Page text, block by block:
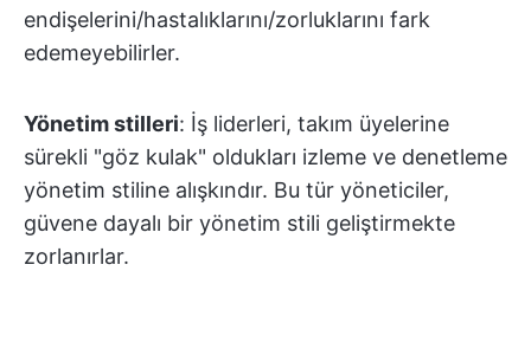
endişelerini/hastalıklarını/zorluklarını fark
edemeyebilirler.
Yönetim stilleri: İş liderleri, takım üyelerine
sürekli "göz kulak" oldukları izleme ve denetleme
yönetim stiline alışkındır. Bu tür yöneticiler,
güvene dayalı bir yönetim stili geliştirmekte
zorlanırlar.